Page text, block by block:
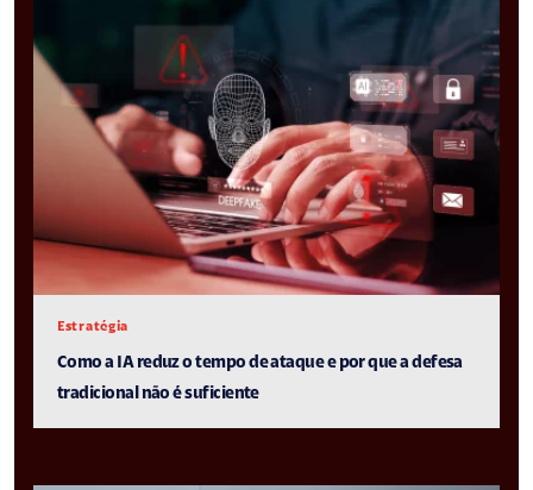
Estratégia
Como a IA reduz o tempo de ataque e por que a defesa
tradicional não é suficiente